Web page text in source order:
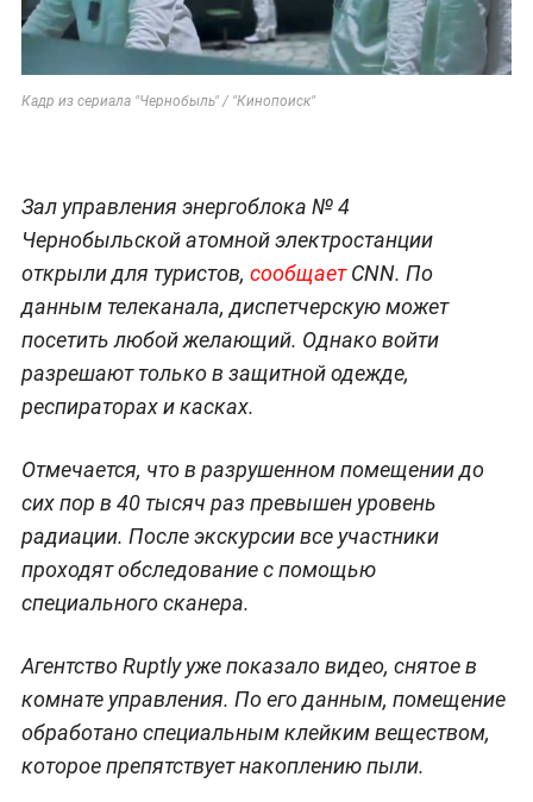
Кадр из сериала "Чернобыль" / "Кинопоиск"
Зал управления энергоблока № 4
Чернобыльской атомной электростанции
открыли для туристов, сообщаетCNN. По
данным телеканала, диспетчерскую может
посетить любой желающий. Однако войти
разрешают только в защитной одежде,
респираторах и касках.
Отмечается, что в разрушенном помещении до
сих пор в 40 тысяч раз превышен уровень
радиации. После экскурсии все участники
проходят обследование с помощью
специального сканера.
Агентство Ruptly уже показало видео, снятое в
комнате управления. По его данным, помещение
обработано специальным клейким веществом,
которое препятствует накоплению пыли.